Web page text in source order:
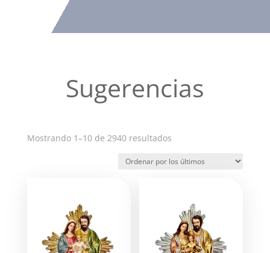
Sugerencias
Mostrando 1–10 de 2940 resultadosOrdenado
los